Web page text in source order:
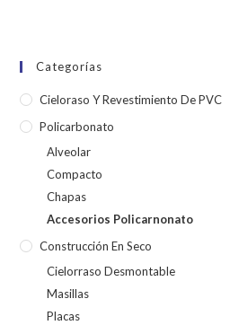
Categorías
Cieloraso Y Revestimiento De PVC
Policarbonato
Alveolar
Compacto
Chapas
Accesorios Policarnonato
Construcción En Seco
Cielorraso Desmontable
Masillas
Placas